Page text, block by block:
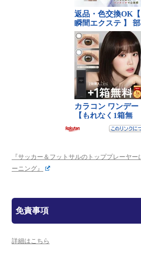
『サッカー＆フットサルのトッププレーヤ
ーニング』
免責事項
詳細はこちら